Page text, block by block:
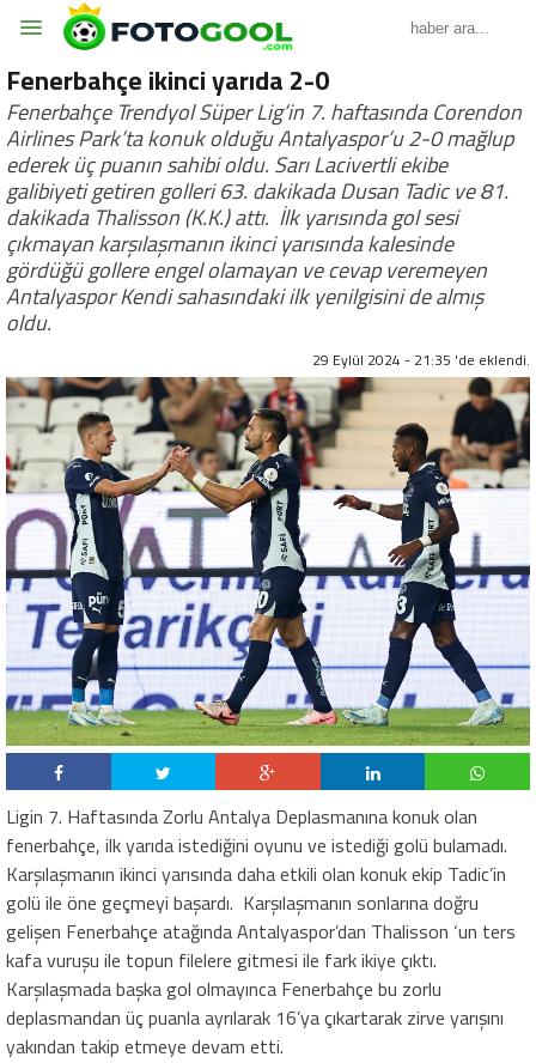
Fenerbahçe ikinci yarıda 2-0
Fenerbahçe Trendyol Süper Lig’in 7. haftasında Corendon
Airlines Park’ta konuk olduğu Antalyaspor’u 2-0 mağlup
ederek üç puanın sahibi oldu. Sarı Lacivertli ekibe
galibiyeti getiren golleri 63. dakikada Dusan Tadic ve 81.
dakikada Thalisson (K.K.) attı. İlk yarısında gol sesi
çıkmayan karşılaşmanın ikinci yarısında kalesinde
gördüğü gollere engel olamayan ve cevap veremeyen
Antalyaspor Kendi sahasındaki ilk yenilgisini de almış
oldu.
29 Eylül 2024 - 21:35 'de eklendi.
Ligin 7. Haftasında Zorlu Antalya Deplasmanına konuk olan
fenerbahçe, ilk yarıda istediğini oyunu ve istediği golü bulamadı.
Karşılaşmanın ikinci yarısında daha etkili olan konuk ekip Tadic’in
golü ile öne geçmeyi başardı. Karşılaşmanın sonlarına doğru
gelişen Fenerbahçe atağında Antalyaspor’dan Thalisson ‘un ters
kafa vuruşu ile topun filelere gitmesi ile fark ikiye çıktı.
Karşılaşmada başka gol olmayınca Fenerbahçe bu zorlu
deplasmandan üç puanla ayrılarak 16’ya çıkartarak zirve yarışını
yakından takip etmeye devam etti.